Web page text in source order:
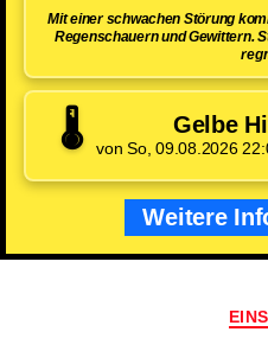
Mit einer schwachen Störung
Regenschauern und Gewittern.
🌡️ Gelbe
von So, 09.08.2026
Weitere